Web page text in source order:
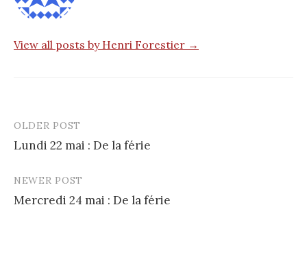
View all posts by Henri Forestier →
Post
navigation
OLDER POST
Lundi 22 mai : De la férie
NEWER POST
Mercredi 24 mai : De la férie